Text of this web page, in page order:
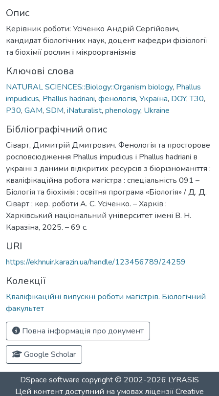
Опис
Керівник роботи: Усіченко Андрій Сергійович,
кандидат біологічних наук, доцент кафедри фізіології
та біохімії рослин і мікроорганізмів
Ключові слова
NATURAL SCIENCES::Biology::Organism biology, Phallus
impudicus, Phallus hadriani, фенологія, Україна, DOY,T30,
P30, GAM, SDM, iNaturalist, phenology, Ukraine
Бібліографічний опис
Сіварт, Димитрій Дмитрович. Фенологія та просторове
росповсюдження Phallus impudicus і Phallus hadriani в
україні з даними відкритих ресурсів з біорізноманіття :
кваліфікаційна робота магістра : спеціальність 091 –
Біологія та біохімія : освітня програма «Біологія» / Д. Д.
Сіварт ; кер. роботи А. С. Усіченко. – Харків :
Харківський національний університет імені В. Н.
Каразіна, 2025. – 69 с.
URI
https://ekhnuir.karazin.ua/handle/123456789/24259
Колекції
Кваліфікаційні випускні роботи магістрів. Біологічний
факультет
Повна інформація про документ
Google Scholar
DSpace software copyright © 2002-2026 LYRASIS
Цей контент доступний на умовах ліцензіїCreative